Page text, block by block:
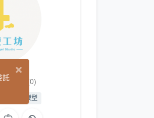
坊 (0)
L2D 模型
×
託